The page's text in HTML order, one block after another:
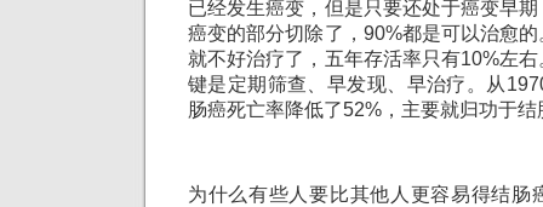
已经发生癌变，但是只要还处于癌变早
癌变的部分切除了，90%都是可以治愈
就不好治疗了，五年存活率只有10%左
键是定期筛查、早发现、早治疗。从
肠癌死亡率降低了52%，主要就归功于结
为什么有些人要比其他人更容易得结肠